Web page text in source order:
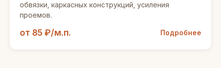
обвязки, каркасных конструкций, усиления
проемов.
от 85 ₽/м.п. Подробнее